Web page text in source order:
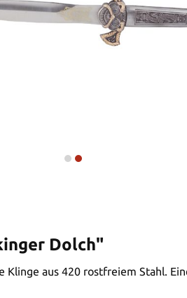
Dolch"
aus 420 rostfreiem Stahl.